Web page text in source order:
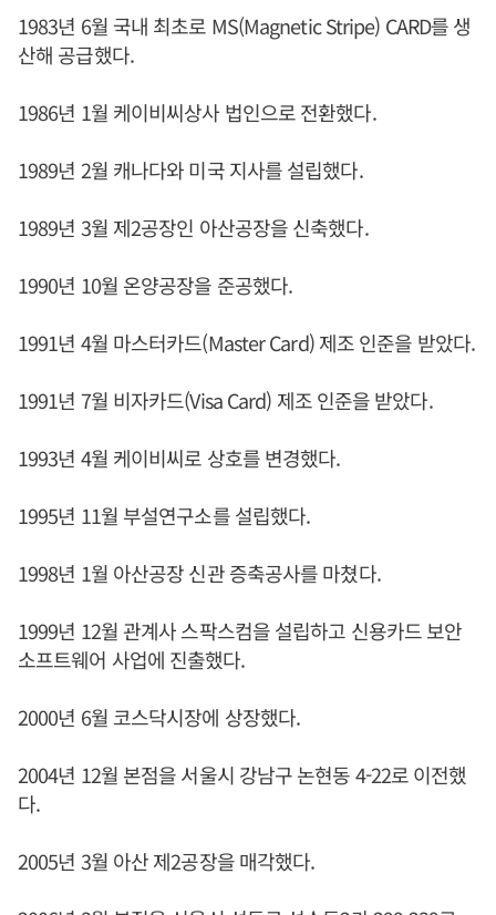
1983년 6월 국내 최초로 MS(Magnetic Stripe) CARD를 생
산해 공급했다.
1986년 1월 케이비씨상사 법인으로 전환했다.
1989년 2월 캐나다와 미국 지사를 설립했다.
1989년 3월 제2공장인 아산공장을 신축했다.
1990년 10월 온양공장을 준공했다.
1991년 4월 마스터카드(Master Card) 제조 인준을 받았다.
1991년 7월 비자카드(Visa Card) 제조 인준을 받았다.
1993년 4월 케이비씨로 상호를 변경했다.
1995년 11월 부설연구소를 설립했다.
1998년 1월 아산공장 신관 증축공사를 마쳤다.
1999년 12월 관계사 스팍스컴을 설립하고 신용카드 보안
소프트웨어 사업에 진출했다.
2000년 6월 코스닥시장에 상장했다.
2004년 12월 본점을 서울시 강남구 논현동 4-22로 이전했
다.
2005년 3월 아산 제2공장을 매각했다.